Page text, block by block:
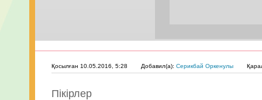
Қосылған 10.05.2016, 5:28 Добавил(а): Серикбай Оркенулы
Пікірлер